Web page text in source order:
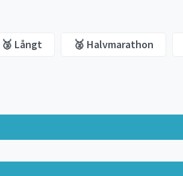
🥉 Långt 🥈 Halvmarathon